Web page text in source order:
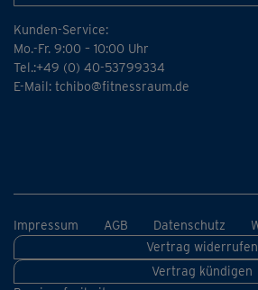
Kunden-Service:
Mo.-Fr. 9:00 – 10:00 Uhr
Tel.:+49 (0) 40-53799334
E-Mail: tchibo@fitnessraum.de
Impressum AGB Datenschutz
Vertrag widerrufen
Vertrag kündigen